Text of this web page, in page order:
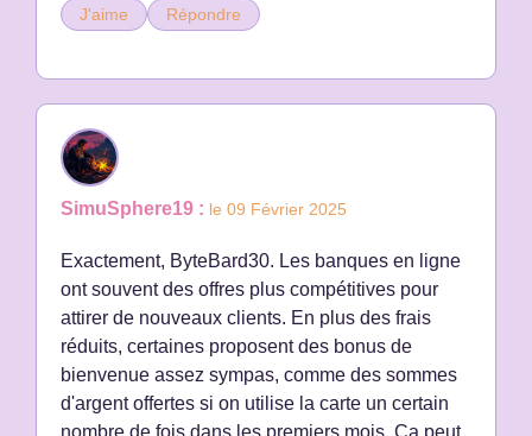
J'aime Répondre
SimuSphere19 : le 09 Février 2025
Exactement, ByteBard30. Les banques en ligne
ont souvent des offres plus compétitives pour
attirer de nouveaux clients. En plus des frais
réduits, certaines proposent des bonus de
bienvenue assez sympas, comme des sommes
d'argent offertes si on utilise la carte un certain
nombre de fois dans les premiers mois. Ca peut